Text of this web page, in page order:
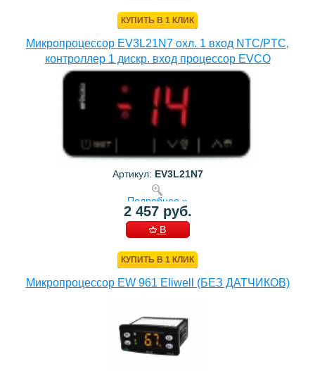
КУПИТЬ В 1 КЛИК
Микропроцессор EV3L21N7 охл. 1 вход NTC/PTC,
контроллер 1 дискр. вход процессор EVCO
Артикул: EV3L21N7
Подробнее »
2 457 руб.
В
КУПИТЬ В 1 КЛИК
Микропроцессор EW 961 Eliwell (БЕЗ ДАТЧИКОВ)